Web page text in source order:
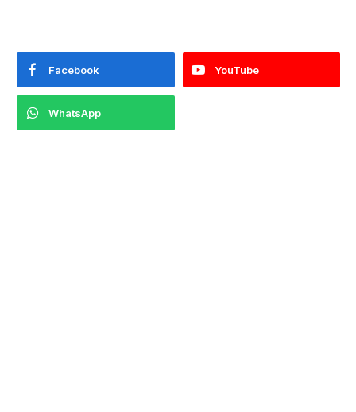
Facebook YouTube
WhatsApp